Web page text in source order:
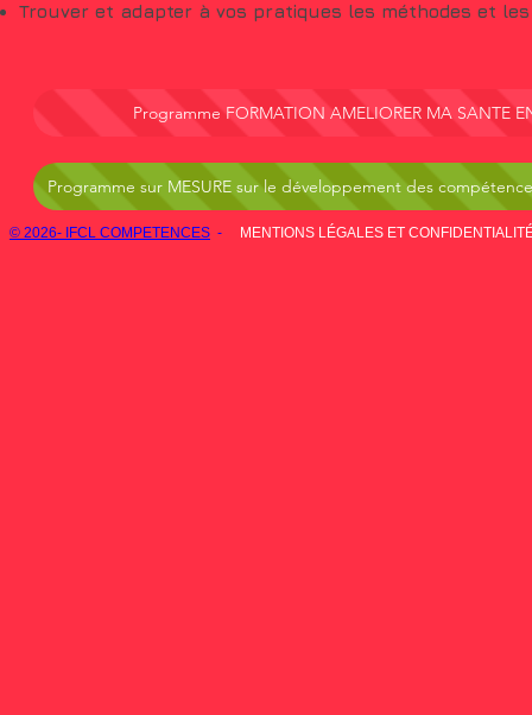
Trouver et adapter à vos pratiques les méthodes et
Programme FORMATION AMELIORER MA SANTE
Programme sur MESURE sur le développement des
© 2026- IFCL COMPETENCES - MENTIONS LÉGALES ET